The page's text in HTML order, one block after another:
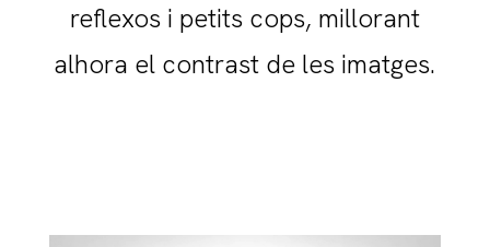
reflexos i petits cops, millorant
alhora el contrast de les imatges.